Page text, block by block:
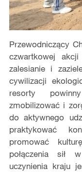
Przewodniczący
czwartkowej
zalesianie i
cywilizacji
resorty
zmobilizować i
do aktywnego
praktykować
promować
połączenia sił
uczynienia kraju